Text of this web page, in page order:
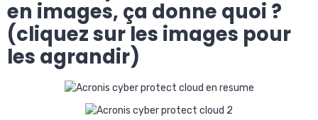
en images, ça donne quoi ?
(cliquez sur les images pour
les agrandir)